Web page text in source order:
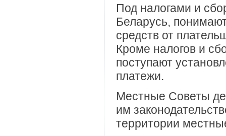
Под налогами и
Беларусь,
средств от
Кроме налогов и
поступают
платежи.
Местные Советы
им
территории